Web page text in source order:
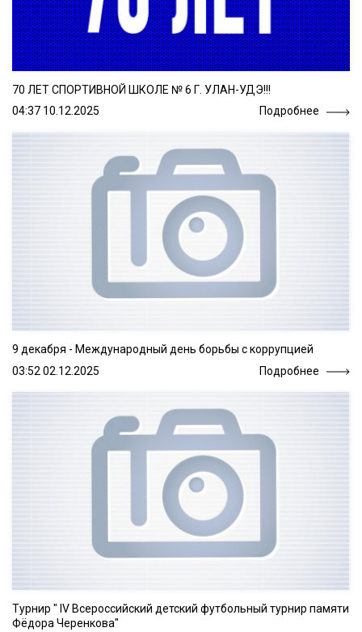
70 ЛЕТ СПОРТИВНОЙ ШКОЛЕ № 6 Г. УЛАН-УДЭ!!!
04:37 10.12.2025
Подробнее
9 декабря - Международный день борьбы с коррупцией
03:52 02.12.2025
Подробнее
Турнир " IV Всероссийский детский футбольный турнир памяти
Фёдора Черенкова"